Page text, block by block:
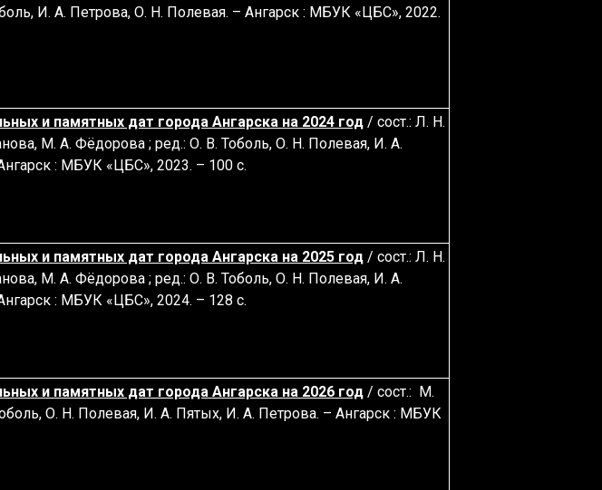
И. А. Петрова, О. Н. Полевая. – Ангарск : МБУК «ЦБС», 2022.
и памятных дат города Ангарска на 2024 год / сост.: Л. Н.
М. А. Фёдорова ; ред.: О. В. Тоболь, О. Н. Полевая, И. А.
: МБУК «ЦБС», 2023. – 100 с.
и памятных дат города Ангарска на 2025 год / сост.: Л. Н.
М. А. Фёдорова ; ред.: О. В. Тоболь, О. Н. Полевая, И. А.
: МБУК «ЦБС», 2024. – 128 с.
и памятных дат города Ангарска на 2026 год / сост.: М.
О. Н. Полевая, И. А. Пятых, И. А. Петрова. – Ангарск : МБУК